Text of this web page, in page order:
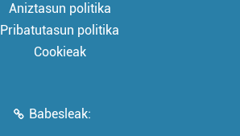
Aniztasun politika
Pribatutasun politika
Cookieak
Babesleak: